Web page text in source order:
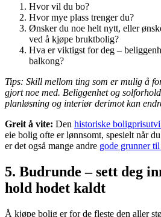
Hvor vil du bo?
Hvor mye plass trenger du?
Ønsker du noe helt nytt, eller
ved å kjøpe bruktbolig?
Hva er viktigst for deg –
balkong?
Tips: Skill mellom ting som er mulig å
gjort noe med. Beliggenhet og
planløsning og interiør derimot kan
Greit å vite: Den historiske
eie bolig ofte er lønnsomt, spesielt når
er det også mange andre gode grunner
5. Budrunde – sett deg
hold hodet kaldt
Å kjøpe bolig er for de fleste den aller